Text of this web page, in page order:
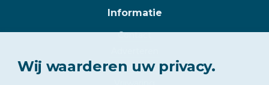
Informatie
Contact
Copyright
Wij waarderen uw privacy.